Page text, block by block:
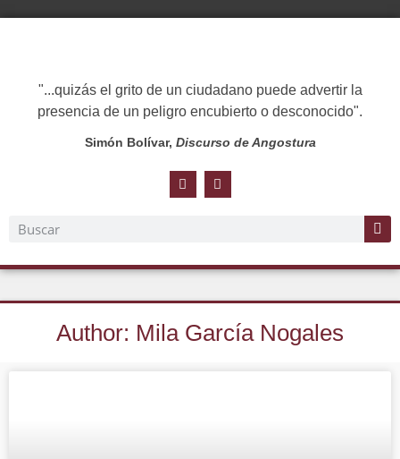
"...quizás el grito de un ciudadano puede advertir la
presencia de un peligro encubierto o desconocido".
Simón Bolívar, Discurso de Angostura
Author: Mila García Nogales